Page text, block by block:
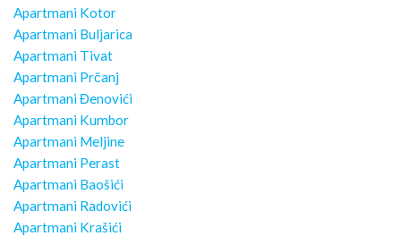
Apartmani Kotor
Apartmani Buljarica
Apartmani Tivat
Apartmani Prčanj
Apartmani Đenovići
Apartmani Kumbor
Apartmani Meljine
Apartmani Perast
Apartmani Baošići
Apartmani Radovići
Apartmani Krašići